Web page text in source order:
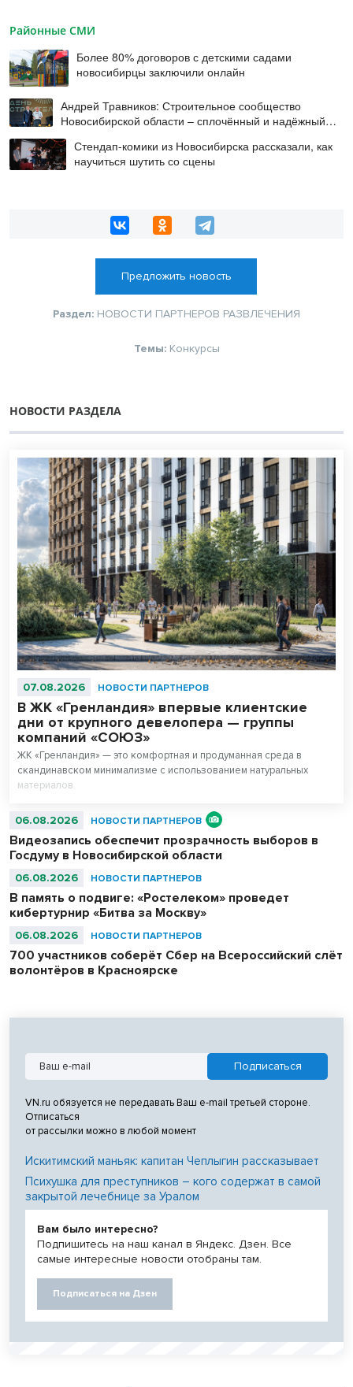
Районные СМИ
Более 80% договоров с детскими садами
новосибирцы заключили онлайн
Андрей Травников: Строительное сообщество
Новосибирской области – сплочённый и надёжный
коллектив
Стендап-комики из Новосибирска рассказали, как
научиться шутить со сцены
Предложить новость
Раздел: НОВОСТИ ПАРТНЕРОВ РАЗВЛЕЧЕНИЯ
Темы: Конкурсы
НОВОСТИ РАЗДЕЛА
07.08.2026 НОВОСТИ ПАРТНЕРОВ
В ЖК «Гренландия» впервые клиентские
дни от крупного девелопера — группы
компаний «СОЮЗ»
ЖК «Гренландия» — это комфортная и продуманная среда в
скандинавском минимализме с использованием натуральных
материалов.
06.08.2026 НОВОСТИ ПАРТНЕРОВ
Видеозапись обеспечит прозрачность выборов в
Госдуму в Новосибирской области
06.08.2026 НОВОСТИ ПАРТНЕРОВ
В память о подвиге: «Ростелеком» проведет
кибертурнир «Битва за Москву»
06.08.2026 НОВОСТИ ПАРТНЕРОВ
700 участников соберёт Сбер на Всероссийский слёт
волонтёров в Красноярске
VN.ru обязуется не передавать Ваш e-mail третьей стороне.
Отписаться
от рассылки можно в любой момент
Искитимский маньяк: капитан Чеплыгин рассказывает
Психушка для преступников – кого содержат в самой
закрытой лечебнице за Уралом
Вам было интересно?
Подпишитесь на наш канал в Яндекс. Дзен. Все
самые интересные новости отобраны там.
Подписаться на Дзен